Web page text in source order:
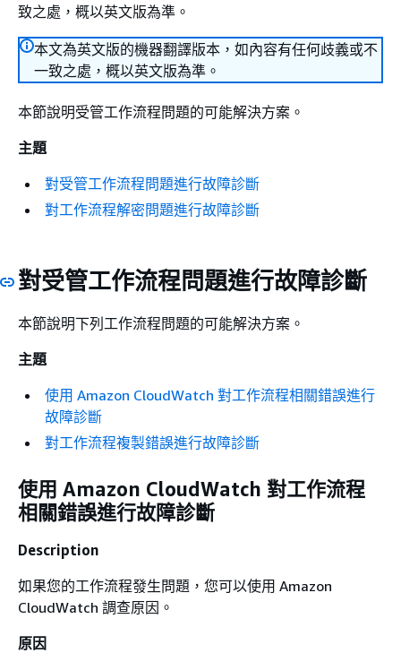
致之處，概以英文版為準。
本文為英文版的機器翻譯版本，如內容有任何歧義或不
一致之處，概以英文版為準。
本節說明受管工作流程問題的可能解決方案。
主題
對受管工作流程問題進行故障診斷
對工作流程解密問題進行故障診斷
對受管工作流程問題進行故障診斷
本節說明下列工作流程問題的可能解決方案。
主題
使用 Amazon CloudWatch 對工作流程相關錯誤進行
故障診斷
對工作流程複製錯誤進行故障診斷
使用 Amazon CloudWatch 對工作流程
相關錯誤進行故障診斷
Description
如果您的工作流程發生問題，您可以使用 Amazon
CloudWatch 調查原因。
原因